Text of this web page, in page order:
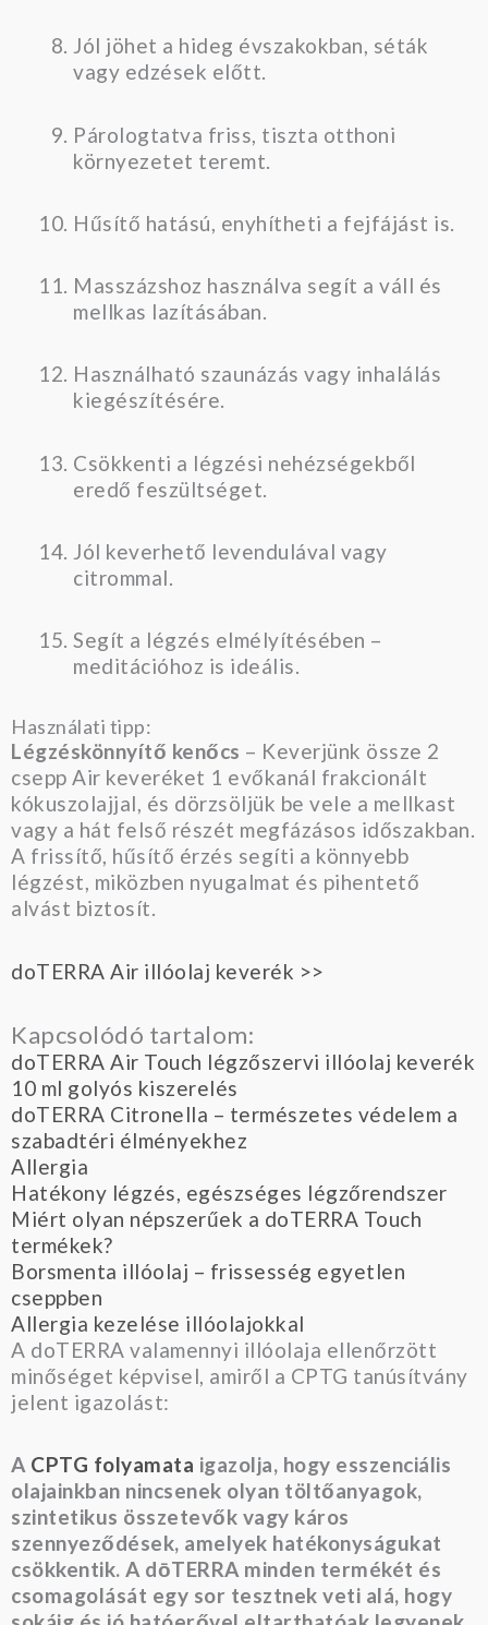
Jól jöhet a hideg évszakokban, séták
vagy edzések előtt.
Párologtatva friss, tiszta otthoni
környezetet teremt.
Hűsítő hatású, enyhítheti a fejfájást is.
Masszázshoz használva segít a váll és
mellkas lazításában.
Használható szaunázás vagy inhalálás
kiegészítésére.
Csökkenti a légzési nehézségekből
eredő feszültséget.
Jól keverhető levendulával vagy
citrommal.
Segít a légzés elmélyítésében –
meditációhoz is ideális.
Használati tipp:
Légzéskönnyítő kenőcs – Keverjünk össze 2
csepp Air keveréket 1 evőkanál frakcionált
kókuszolajjal, és dörzsöljük be vele a mellkast
vagy a hát felső részét megfázásos időszakban.
A frissítő, hűsítő érzés segíti a könnyebb
légzést, miközben nyugalmat és pihentető
alvást biztosít.
doTERRA Air illóolaj keverék >>
Kapcsolódó tartalom:
doTERRA Air Touch légzőszervi illóolaj keverék
10 ml golyós kiszerelés
doTERRA Citronella – természetes védelem a
szabadtéri élményekhez
Allergia
Hatékony légzés, egészséges légzőrendszer
Miért olyan népszerűek a doTERRA Touch
termékek?
Borsmenta illóolaj – frissesség egyetlen
cseppben
Allergia kezelése illóolajokkal
A doTERRA valamennyi illóolaja ellenőrzött
minőséget képvisel, amiről a CPTG tanúsítvány
jelent igazolást:
A CPTG folyamata igazolja, hogy esszenciális
olajainkban nincsenek olyan töltőanyagok,
szintetikus összetevők vagy káros
szennyeződések, amelyek hatékonyságukat
csökkentik. A dōTERRA minden termékét és
csomagolását egy sor tesztnek veti alá, hogy